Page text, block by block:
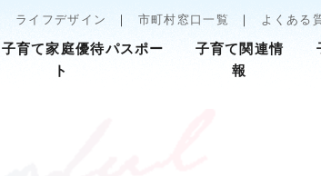
ライフデザイン 市町村窓口一覧 よくある
育て家庭優待パスポー
ト
子育て関連情
報